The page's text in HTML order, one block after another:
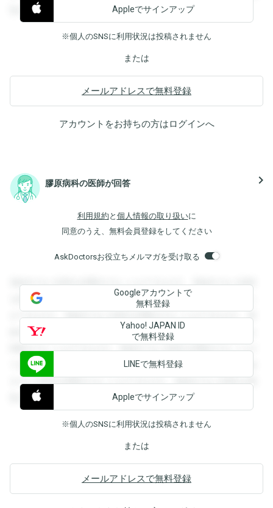
覧することができます。
Appleでサインアップ
※個人のSNSに利用状況は投稿されません
または
メールアドレスで無料登録
アカウントをお持ちの方はログインへ
膠原病科の医師が回答 navigate_next
利用規約 と 個人情報の取り扱いに
同意のうえ、無料会員登録をしてください
AskDoctorsお役立ちメルマガを受け取る
登録すると回答を閲覧することができます。登録すると回答
を閲覧することができます。登録すると回答を閲覧すること
ができます。登録すると回答を閲覧することができます。登
録すると回答を閲覧することができます。登録すると回答を
閲覧することができます。登録すると回答を閲覧することが
できます。登録すると回答を閲覧することができます。登録
すると回答を閲覧することができます。登録すると回答を閲
覧することができます。
Googleアカウントで
無料登録
Yahoo! JAPAN ID
で無料登録
LINEで無料登録
Appleでサインアップ
※個人のSNSに利用状況は投稿されません
または
メールアドレスで無料登録